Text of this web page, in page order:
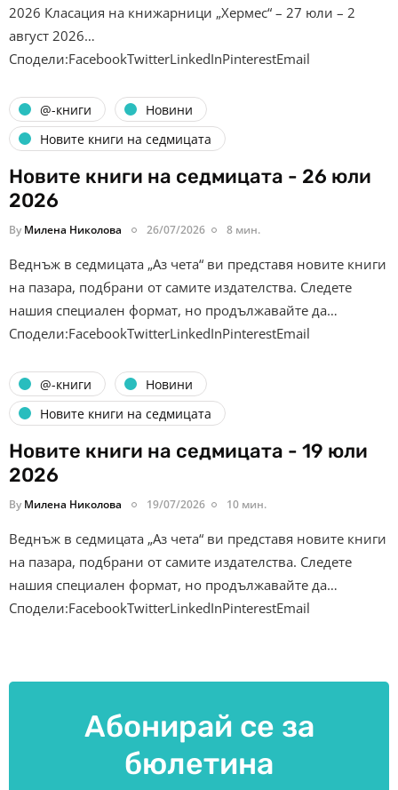
2026 Класация на книжарници „Хермес“ – 27 юли – 2
август 2026…
Сподели:FacebookTwitterLinkedInPinterestEmail
@-книги
Новини
Новите книги на седмицата
Новите книги на седмицата - 26 юли
2026
By Милена Николова 26/07/2026 8 мин.
Веднъж в седмицата „Аз чета“ ви представя новите книги
на пазара, подбрани от самите издателства. Следете
нашия специален формат, но продължавайте да…
Сподели:FacebookTwitterLinkedInPinterestEmail
@-книги
Новини
Новите книги на седмицата
Новите книги на седмицата - 19 юли
2026
By Милена Николова 19/07/2026 10 мин.
Веднъж в седмицата „Аз чета“ ви представя новите книги
на пазара, подбрани от самите издателства. Следете
нашия специален формат, но продължавайте да…
Сподели:FacebookTwitterLinkedInPinterestEmail
Абонирай се за
бюлетина